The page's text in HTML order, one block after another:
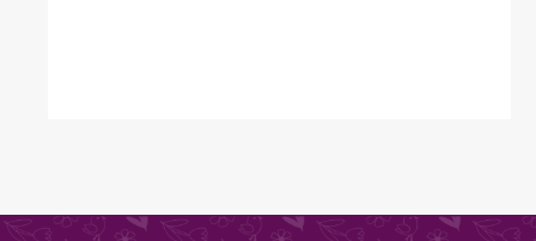
очистки грунта работает от